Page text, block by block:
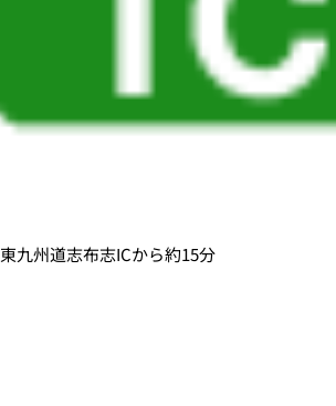
東九州道志布志ICから約15分